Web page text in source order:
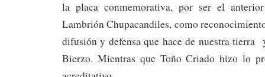
la placa conmemorativa, por ser el
Lambrión Chupacandiles, como
difusión y defensa que hace de nuestra tierra
Bierzo. Mientras que Toño Criado hizo lo